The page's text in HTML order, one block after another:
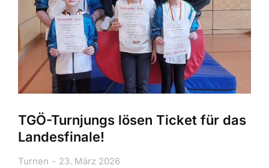
TGÖ-Turnjungs lösen Ticket für das
Landesfinale!
Turnen 23. März 2026